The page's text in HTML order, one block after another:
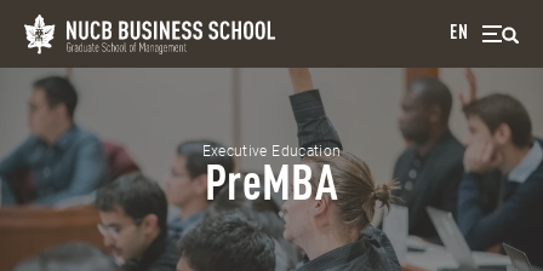
EN
Executive Education
PreMBA